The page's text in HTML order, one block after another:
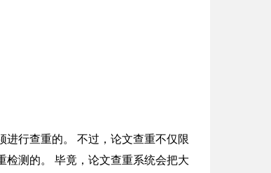
进行查重的。 不过，论文查重不仅限
检测的。 毕竟，论文查重系统会把大